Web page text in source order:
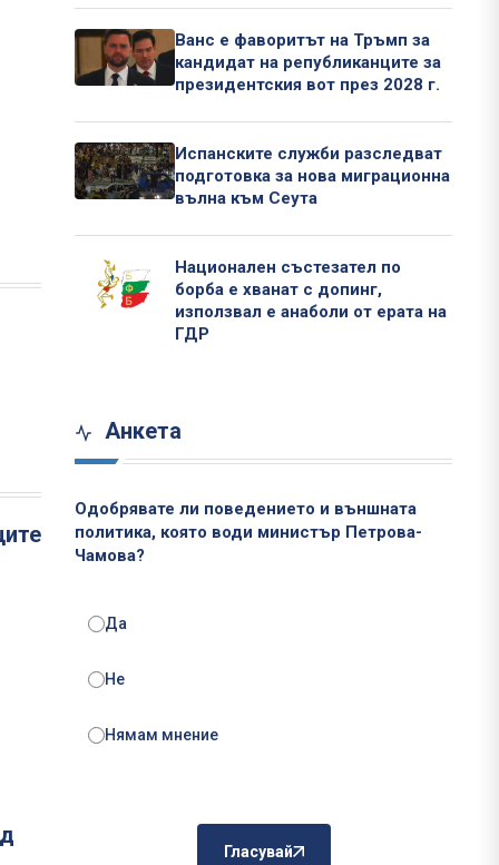
Ванс е фаворитът на Тръмп за
кандидат на републиканците за
президентския вот през 2028 г.
Испанските служби разследват
подготовка за нова миграционна
вълна към Сеута
Национален състезател по
борба е хванат с допинг,
използвал е анаболи от ерата на
ГДР
Анкета
Одобрявате ли поведението и външната
политика, която води министър Петрова-
Чамова?
Да
Не
Нямам мнение
Гласувай